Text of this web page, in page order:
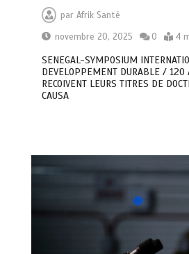
parAfrik Santé
novembre 20, 2025
0 4
SENEGAL-SYMPOSIUM
DEVELOPPEMENT DURABLE / 120
RECOIVENT LEURS TITRES DE
CAUSA